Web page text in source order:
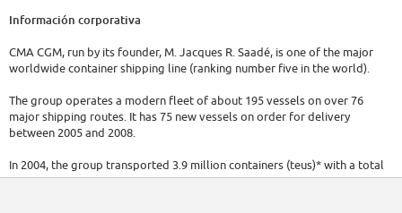
Información corporativa
CMA CGM, run by its founder, M. Jacques R. Saadé, is one of the major
worldwide container shipping line (ranking number five in the world).
The group operates a modern fleet of about 195 vessels on over 76
major shipping routes. It has 75 new vessels on order for delivery
between 2005 and 2008.
In 2004, the group transported 3.9 million containers (teus)* with a total
revenue of 4 billion euros.